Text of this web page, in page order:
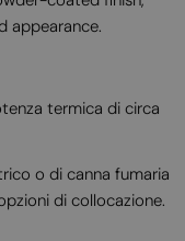
appearance.
termica di circa
o di canna fumaria
di collocazione.